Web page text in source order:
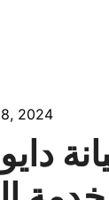
2024